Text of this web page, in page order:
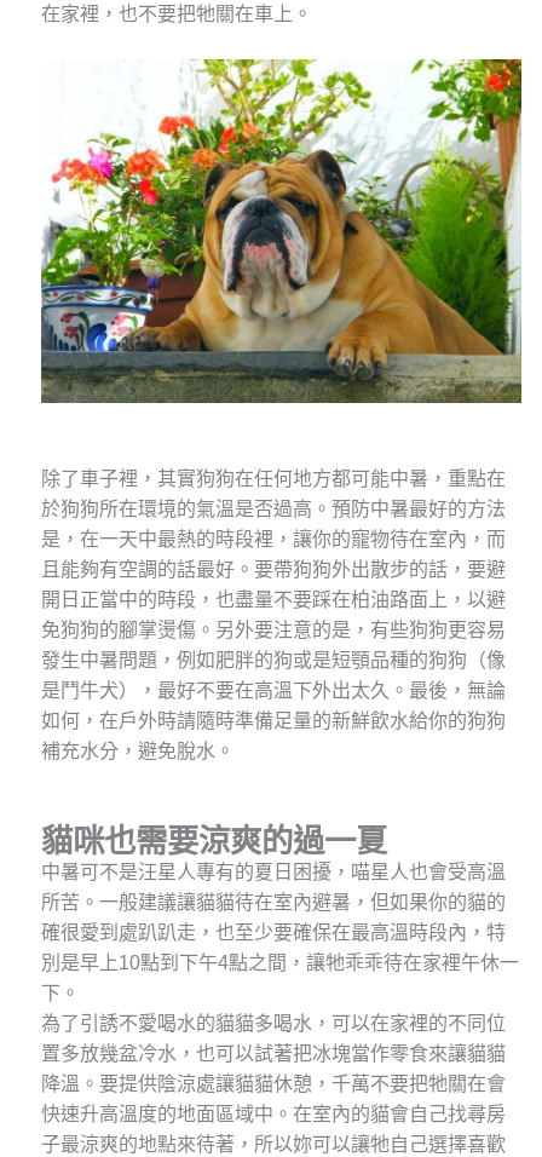
在家裡，也不要把牠關在車上。
除了車子裡，其實狗狗在任何地方都可能中暑，重點在
於狗狗所在環境的氣溫是否過高。預防中暑最好的方法
是，在一天中最熱的時段裡，讓你的寵物待在室內，而
且能夠有空調的話最好。要帶狗狗外出散步的話，要避
開日正當中的時段，也盡量不要踩在柏油路面上，以避
免狗狗的腳掌燙傷。另外要注意的是，有些狗狗更容易
發生中暑問題，例如肥胖的狗或是短顎品種的狗狗（像
是鬥牛犬），最好不要在高溫下外出太久。最後，無論
如何，在戶外時請隨時準備足量的新鮮飲水給你的狗狗
補充水分，避免脫水。
貓咪也需要涼爽的過一夏
中暑可不是汪星人專有的夏日困擾，喵星人也會受高溫
所苦。一般建議讓貓貓待在室內避暑，但如果你的貓的
確很愛到處趴趴走，也至少要確保在最高溫時段內，特
別是早上10點到下午4點之間，讓牠乖乖待在家裡午休一
下。
為了引誘不愛喝水的貓貓多喝水，可以在家裡的不同位
置多放幾盆冷水，也可以試著把冰塊當作零食來讓貓貓
降溫。要提供陰涼處讓貓貓休憩，千萬不要把牠關在會
快速升高溫度的地面區域中。在室內的貓會自己找尋房
子最涼爽的地點來待著，所以妳可以讓牠自己選擇喜歡